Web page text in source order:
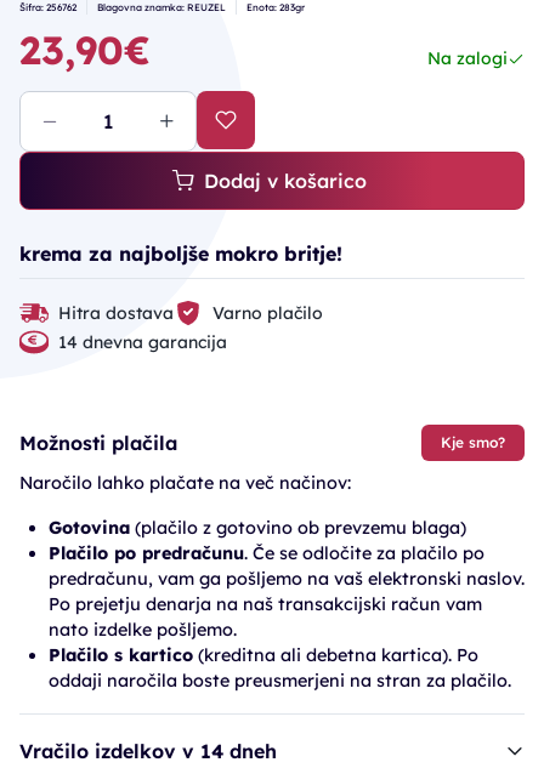
Šifra: 256762 Blagovna znamka: REUZEL Enota: 283gr
23,90€ Na zalogi
Dodaj v košarico
krema za najboljše mokro britje!
Hitra dostava
Varno plačilo
14 dnevna garancija
Možnosti plačila Kje smo?
Naročilo lahko plačate na več načinov:
Gotovina (plačilo z gotovino ob prevzemu blaga)
Plačilo po predračunu. Če se odločite za plačilo po
predračunu, vam ga pošljemo na vaš elektronski naslov.
Po prejetju denarja na naš transakcijski račun vam
nato izdelke pošljemo.
Plačilo s kartico (kreditna ali debetna kartica). Po
oddaji naročila boste preusmerjeni na stran za plačilo.
Vračilo izdelkov v 14 dneh